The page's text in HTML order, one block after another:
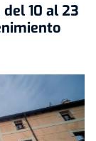
10 al 23